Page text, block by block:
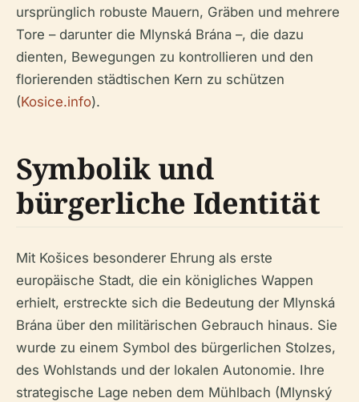
ursprünglich robuste Mauern, Gräben und mehrere
Tore – darunter die Mlynská Brána –, die dazu
dienten, Bewegungen zu kontrollieren und den
florierenden städtischen Kern zu schützen
(Kosice.info).
Symbolik und
bürgerliche Identität
Mit Košices besonderer Ehrung als erste
europäische Stadt, die ein königliches Wappen
erhielt, erstreckte sich die Bedeutung der Mlynská
Brána über den militärischen Gebrauch hinaus. Sie
wurde zu einem Symbol des bürgerlichen Stolzes,
des Wohlstands und der lokalen Autonomie. Ihre
strategische Lage neben dem Mühlbach (Mlynský